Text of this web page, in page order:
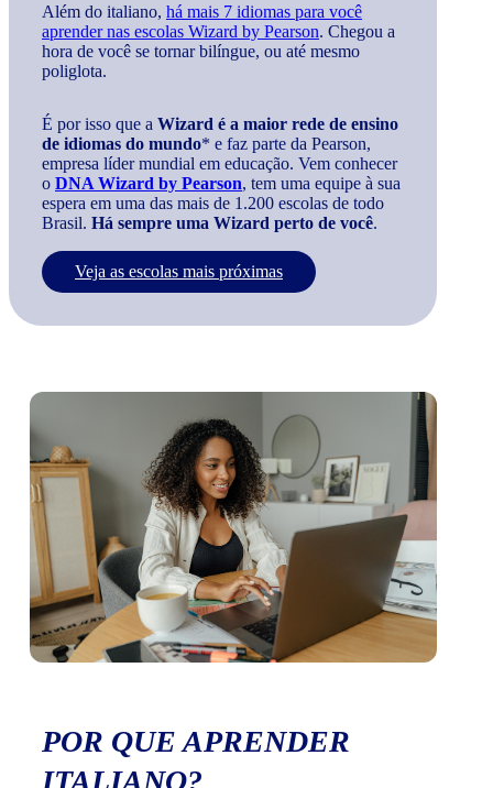
Além do italiano, há mais 7 idiomas para você
aprender nas escolas Wizard by Pearson. Chegou a
hora de você se tornar bilíngue, ou até mesmo
poliglota.
É por isso que a Wizard é a maior rede de ensino
de idiomas do mundo* e faz parte da Pearson,
empresa líder mundial em educação. Vem conhecer
o DNA Wizard by Pearson, tem uma equipe à sua
espera em uma das mais de 1.200 escolas de todo
Brasil. Há sempre uma Wizard perto de você.
Veja as escolas mais próximas
POR QUE APRENDER
ITALIANO?